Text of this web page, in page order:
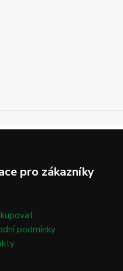
pro zákazníky
podmínky